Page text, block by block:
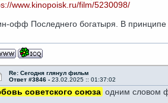
www.kinopoisk.ru/film/5230098/
офф Последнего богатыря. В принципе
Re: Сегодня глянул фильм
Ответ #3846 - 23.02.2025 :: 01:37:02
советского союза одним словом